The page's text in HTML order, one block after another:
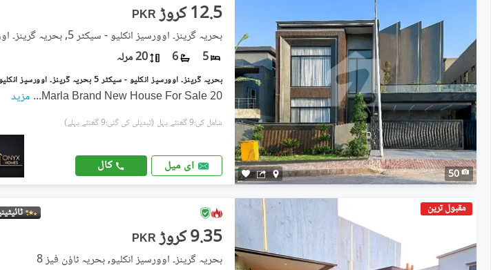
50
PKR 12.5 کروڑ
5
6 20 مرلہ
20 Marla Brand New House For Sale
... مزید
شامل کی:9 گھنٹے پہل (تبدیلی کی گئی:9 گھنٹے پہلے)
ای میل کال
مقبول ترین
PKR 9.35 کروڑ
بحریہ گرینز۔ اوورسیز انکلیو, بحریہ ٹاؤن فیز 8